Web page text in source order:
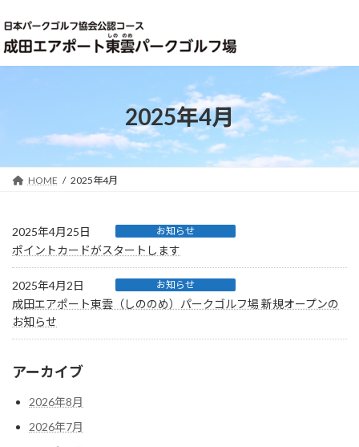
ン
テ
ン
ビ
ゲ
ー
2025年4月
HOME 2025年4月
2025年4月25日 お知らせ
ポイントカードがスタートします
2025年4月2日 お知らせ
成田エアポート東雲（しののめ）パークゴルフ場 新規オープンの
お知らせ
アーカイブ
2026年8月
2026年7月